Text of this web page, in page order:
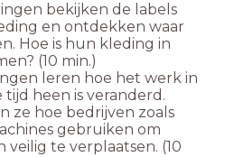
bekijken de labels
en ontdekken waar
Hoe is hun kleding in
(10 min.)
leren hoe het werk in
heen is veranderd.
ze hoe bedrijven zoals
gebruiken om
veilig te verplaatsen. (10